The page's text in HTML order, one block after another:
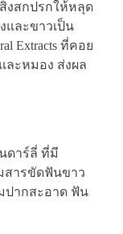
งสกปรกให้หลุด
และขาวเป็น
Extracts ที่คอย
ละหมอง ส่งผล
ดาร์ลี่ ที่มี
สารขัดฟันขาว
ปากสะอาด ฟัน